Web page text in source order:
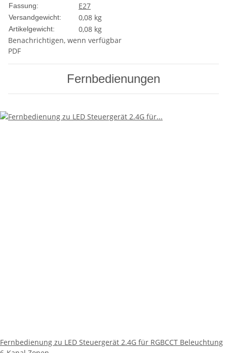
Fassung: E27
Versandgewicht: 0,08 kg
Artikelgewicht: 0,08 kg
Benachrichtigen, wenn verfügbar
PDF
Fernbedienungen
Fernbedienung zu LED Steuergerät 2.4G für RGBCCT Beleuchtung